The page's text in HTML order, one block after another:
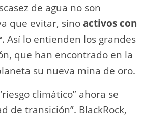
de agua no son
que evitar, sinoactivos con
. Así lo entienden los grandes
que han encontrado en la
su nueva mina de oro.
climático” ahora se
de transición”. BlackRock,